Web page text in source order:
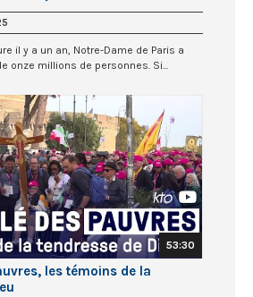
il y a un an, Notre-Dame de Paris a
onze millions de personnes. Si...
53:30
les témoins de la